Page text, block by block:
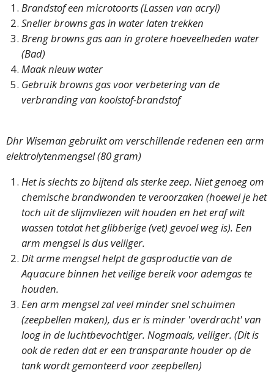
Brandstof een microtoorts (Lassen van acryl)
Sneller browns gas in water laten trekken
Breng browns gas aan in grotere hoeveelheden water
(Bad)
Maak nieuw water
Gebruik browns gas voor verbetering van de
verbranding van koolstof-brandstof
Dhr Wiseman gebruikt om verschillende redenen een arm
elektrolytenmengsel (80 gram)
Het is slechts zo bijtend als sterke zeep. Niet genoeg om
chemische brandwonden te veroorzaken (hoewel je het
toch uit de slijmvliezen wilt houden en het eraf wilt
wassen totdat het glibberige (vet) gevoel weg is). Een
arm mengsel is dus veiliger.
Dit arme mengsel helpt de gasproductie van de
Aquacure binnen het veilige bereik voor ademgas te
houden.
Een arm mengsel zal veel minder snel schuimen
(zeepbellen maken), dus er is minder 'overdracht' van
loog in de luchtbevochtiger. Nogmaals, veiliger. (Dit is
ook de reden dat er een transparante houder op de
tank wordt gemonteerd voor zeepbellen)